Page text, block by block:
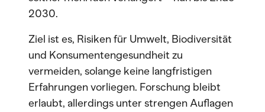
2030.
Ziel ist es, Risiken für Umwelt, Biodiversität
und Konsumentengesundheit zu
vermeiden, solange keine langfristigen
Erfahrungen vorliegen. Forschung bleibt
erlaubt, allerdings unter strengen Auflagen